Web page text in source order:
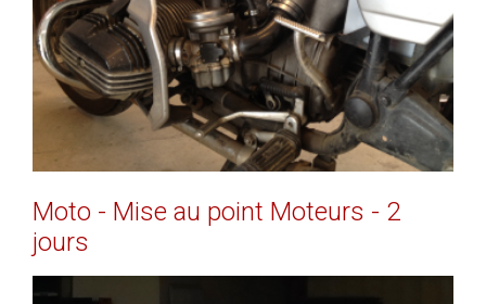
EN SAVOIR PLUS
Moto - Mise au point Moteurs - 2
jours